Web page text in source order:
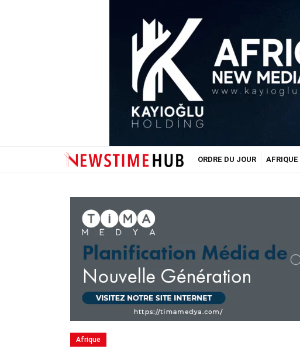
ORDRE DU JOUR AFRIQUE
Afrique